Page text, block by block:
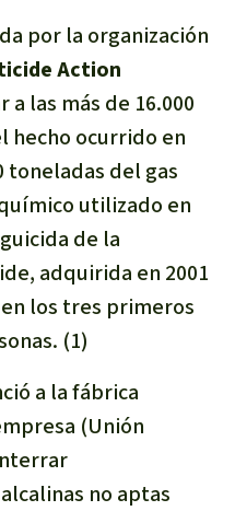
de palma
por la organización
Action
a las más de 16.000
hecho ocurrido en
toneladas del gas
utilizado en
de la
adquirida en 2001
los tres primeros
(1)
a la fábrica
(Unión
no aptas